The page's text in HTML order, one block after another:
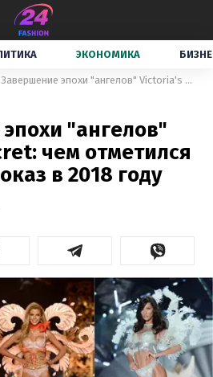
ЭКОНОМИКА
Завершение эпохи "ангелов" Victoria's Secret: чем отметился последний показ в 2018 году
"ангелов"
чем отметился
в 2018 году